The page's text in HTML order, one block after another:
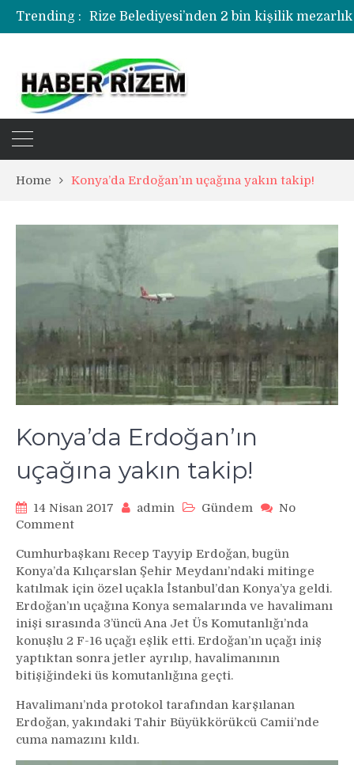
Trending :
Rize Belediyesi’nden 2 bin kişilik
Rize’de uyuşturucu operasyonunda 1
Home Konya’da Erdoğan’ın uçağına yakın takip!
Konya’da Erdoğan’ın
uçağına yakın takip!
14 Nisan 2017 admin Gündem
No
Commenton
Erdoğan’ın
uçağına
yakın
takip!
Cumhurbaşkanı Recep Tayyip Erdoğan, bugün
Konya’da Kılıçarslan Şehir Meydanı’ndaki mitinge
katılmak için özel uçakla İstanbul’dan Konya’ya geldi.
Erdoğan’ın uçağına Konya semalarında ve havalimanı
inişi sırasında 3’üncü Ana Jet Üs Komutanlığı’nda
konuşlu 2 F-16 uçağı eşlik etti. Erdoğan’ın uçağı iniş
yaptıktan sonra jetler ayrılıp, havalimanının
bitişiğindeki üs komutanlığına geçti.
Havalimanı’nda protokol tarafından karşılanan
Erdoğan, yakındaki Tahir Büyükkörükcü Camii’nde
cuma namazını kıldı.